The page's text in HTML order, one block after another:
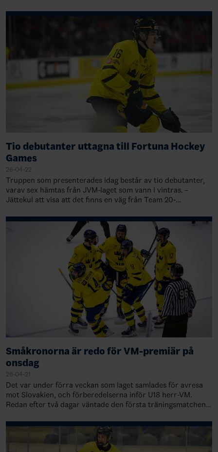
Tio debutanter uttagna till Fortuna Hockey
Games
26-04-22
Truppen som presenterades idag består av tio debutanter,
varav sex hämtas från JVM-laget som vann i vintras. –
Jättekul att visa att det finns en väg från Team 20-
Småkronorna är redo för VM-premiär på
onsdag
26-04-21
Det var under förra veckan som laget samlades för avresa
mot Slovakien, och förberedelserna inför U18 herr-VM.
Redan efter två dagar väntade den första träningsmatchen,